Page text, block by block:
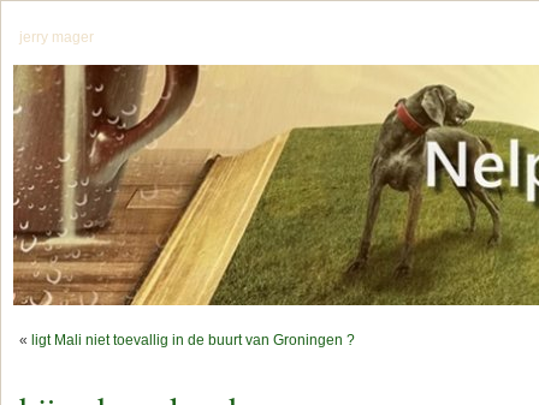
jerry mager
« ligt Mali niet toevallig in de buurt van Groningen ?